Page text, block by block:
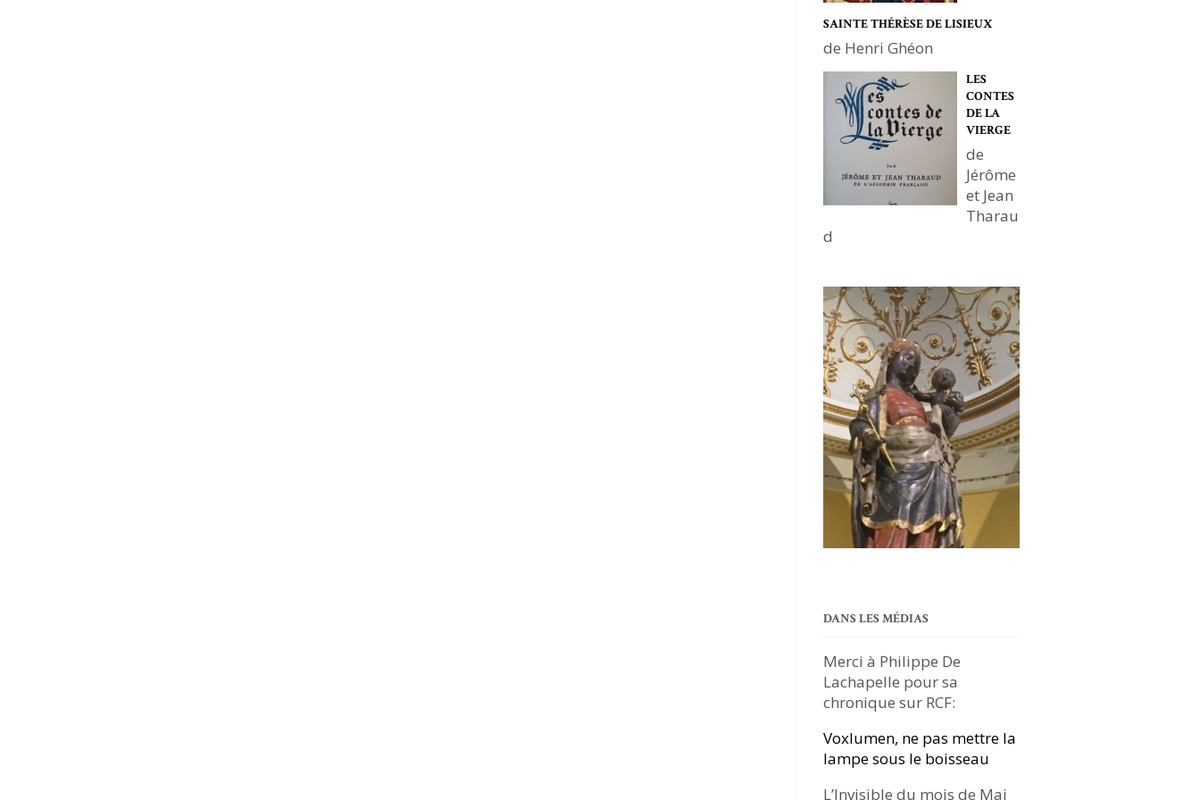
SAINTE THÉRÈSE DE LISIEUX
de Henri Ghéon
LES
CONTES
DE LA
VIERGE
de
Jérôme
et Jean
Tharau
d
DANS LES MÉDIAS
Merci à Philippe De
Lachapelle pour sa
chronique sur RCF:
Voxlumen, ne pas mettre la
lampe sous le boisseau
L’Invisible du mois de Mai